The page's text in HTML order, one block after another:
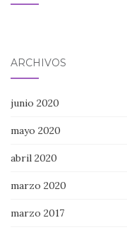
ARCHIVOS
junio 2020
mayo 2020
abril 2020
marzo 2020
marzo 2017